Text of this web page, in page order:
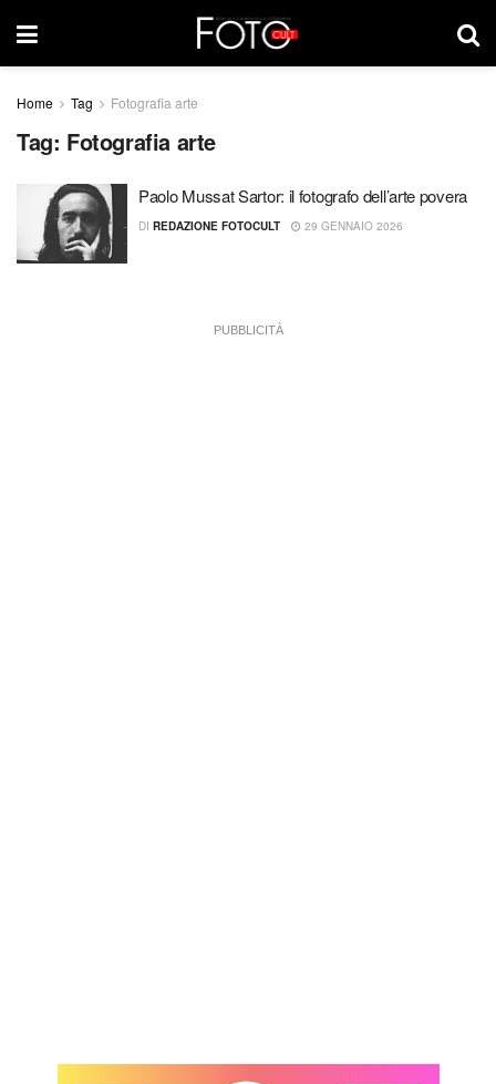
Home Tag Fotografia arte
Tag: Fotografia arte
Paolo Mussat Sartor: il fotografo dell’arte povera
DI REDAZIONE FOTOCULT 29 GENNAIO 2026
PUBBLICITÀ